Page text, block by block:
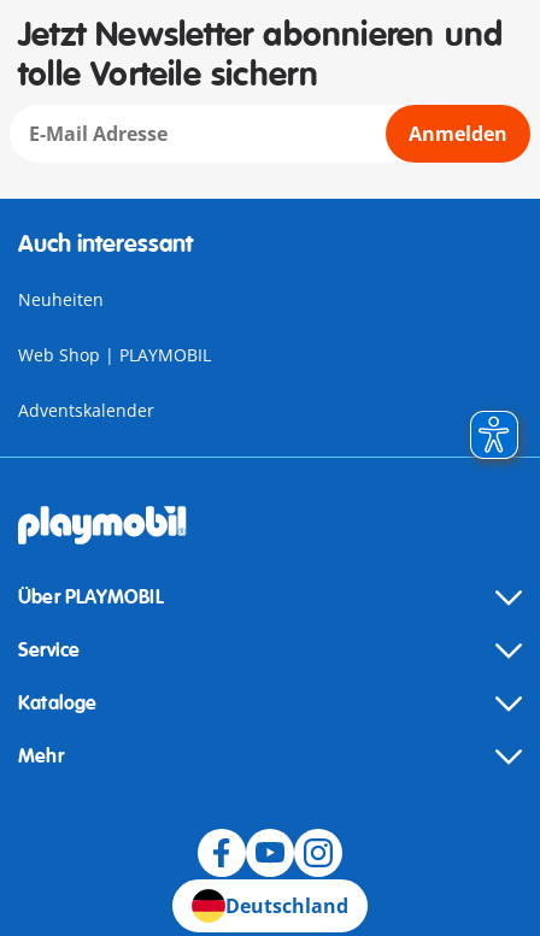
Jetzt Newsletter abonnieren und
tolle Vorteile sichern
Anmelden
Auch interessant
Neuheiten
Web Shop | PLAYMOBIL
Adventskalender
Über PLAYMOBIL
Service
Kataloge
Mehr
Deutschland